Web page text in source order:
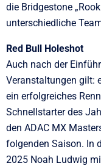
die Bridgestone
unterschiedliche
Red Bull Holeshot
Auch nach der
Veranstaltungen gilt:
ein erfolgreiches
Schnellstarter des
den ADAC MX
folgenden Saison. In
2025 Noah Ludwig